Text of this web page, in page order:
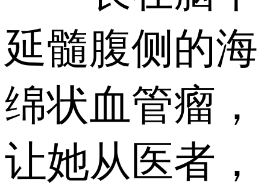
延髓腹侧的海
绵状血管瘤，
让她从医者，